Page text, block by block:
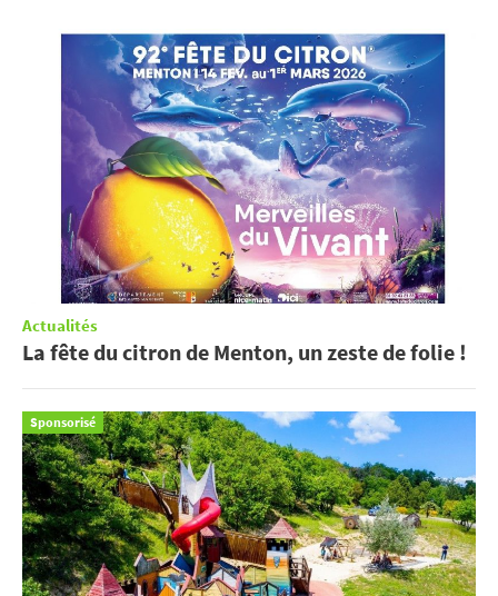
Actualités
La fête du citron de Menton, un zeste de folie !
Sponsorisé